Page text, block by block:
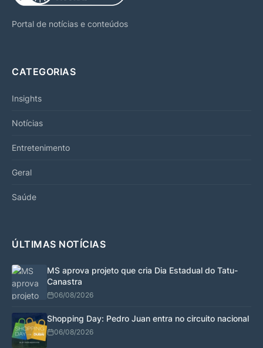
Portal de notícias e conteúdos
CATEGORIAS
Insights
Notícias
Entretenimento
Geral
Saúde
ÚLTIMAS NOTÍCIAS
MS aprova projeto que cria Dia Estadual do Tatu-
Canastra
06/08/2026
Shopping Day: Pedro Juan entra no circuito nacional
06/08/2026